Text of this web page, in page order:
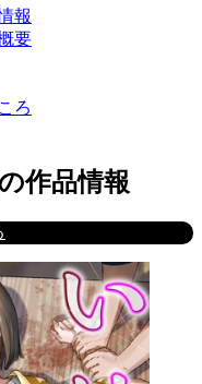
報
要
ろ
作品情報